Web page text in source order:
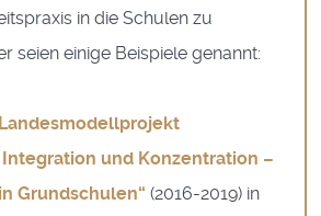
in die Schulen zu
seien einige Beispiele genannt:
Integration und Konzentration –
Grundschulen“ (2016-2019) in